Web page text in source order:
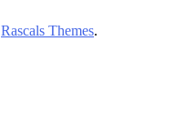
Rascals Themes.